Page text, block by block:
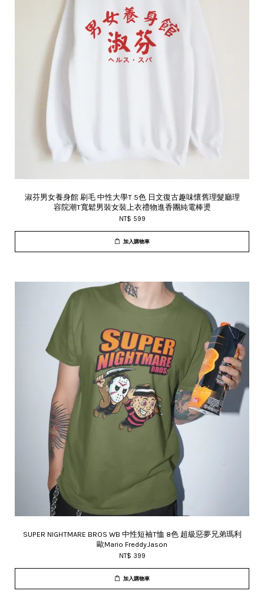
淑芬男女養身館 刷毛 中性大學T 5色 日文復古趣味懷舊理髮廳理
容院潮T寬鬆男裝女裝上衣禮物進香團純電棒燙
NT$ 599
加入購物車
SUPER NIGHTMARE BROS WB 中性短袖T恤 8色 超級惡夢兄弟瑪利
歐Mario FreddyJason
NT$ 399
加入購物車